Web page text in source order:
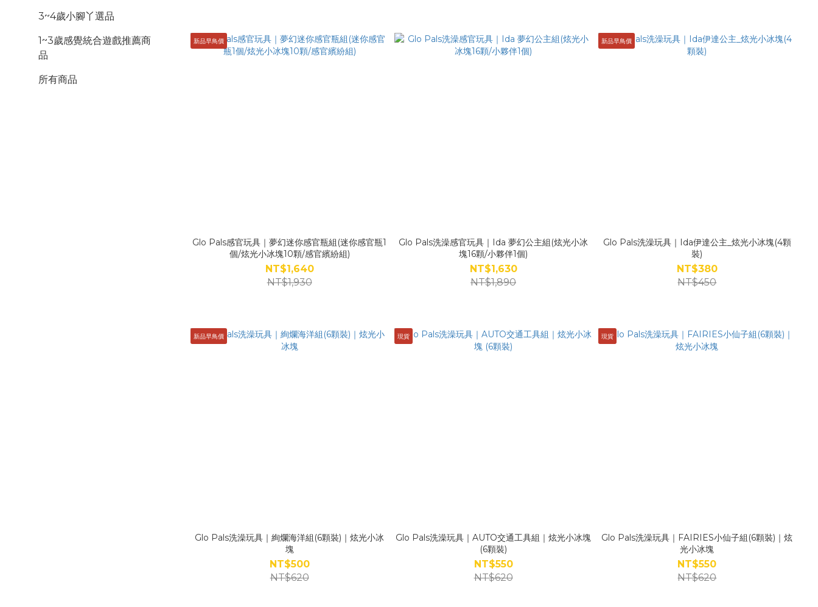
3~4歲小腳丫選品
1~3歲感覺統合遊戲推薦商
品
所有商品
新品早鳥價
Glo Pals感官玩具｜夢幻迷你感官瓶組(迷你感官瓶1
個/炫光小冰塊10顆/感官繽紛組)
NT$1,640
NT$1,930
Glo Pals洗澡感官玩具｜Ida 夢幻公主組(炫光小冰
塊16顆/小夥伴1個)
NT$1,630
NT$1,890
新品早鳥價
Glo Pals洗澡玩具｜Ida伊達公主_炫光小冰塊(4顆
裝)
NT$380
NT$450
新品早鳥價
Glo Pals洗澡玩具｜絢爛海洋組(6顆裝)｜炫光小冰
塊
NT$500
NT$620
現貨
Glo Pals洗澡玩具｜AUTO交通工具組｜炫光小冰塊
(6顆裝)
NT$550
NT$620
現貨
Glo Pals洗澡玩具｜FAIRIES小仙子組(6顆裝)｜炫
光小冰塊
NT$550
NT$620